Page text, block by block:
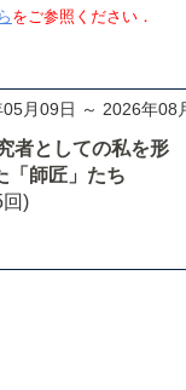
をご参照ください．
05月09日 ～ 2026年08
者としての私を形
「師匠」たち
回)